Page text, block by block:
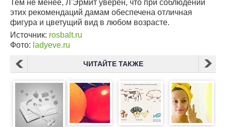
Тем не менее, Л'Эрмит уверен, что при соблюдении
этих рекомендаций дамам обеспечена отличная
фигура и цветущий вид в любом возрасте.
Источник: rosbalt.ru
Фото: ladyeve.ru
ЧИТАЙТЕ ТАКЖЕ